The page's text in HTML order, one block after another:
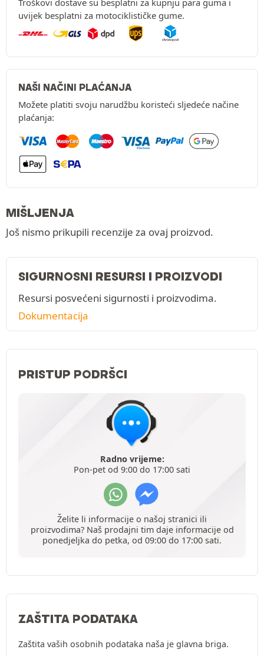
Troškovi dostave su besplatni za kupnju para guma i
uvijek besplatni za motociklističke gume.
NAŠI NAČINI PLAĆANJA
Možete platiti svoju narudžbu koristeći sljedeće načine
plaćanja:
MIŠLJENJA
Još nismo prikupili recenzije za ovaj proizvod.
SIGURNOSNI RESURSI I PROIZVODI
Resursi posvećeni sigurnosti i proizvodima.
Dokumentacija
PRISTUP PODRŠCI
Radno vrijeme:
Pon-pet od 9:00 do 17:00 sati
Želite li informacije o našoj stranici ili
proizvodima? Naš prodajni tim daje informacije od
ponedjeljka do petka, od 09:00 do 17:00 sati.
ZAŠTITA PODATAKA
Zaštita vaših osobnih podataka naša je glavna briga.